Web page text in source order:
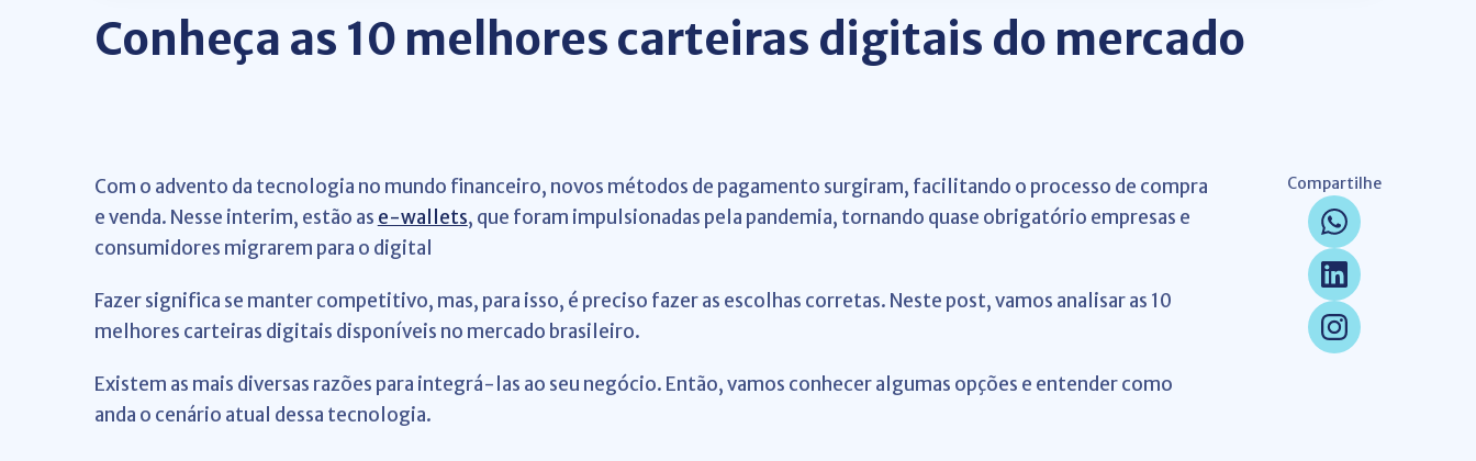
Conheça as 10 melhores carteiras digitais do mercado
Com o advento da tecnologia no mundo financeiro, novos métodos de pagamento surgiram, facilitando o processo de compra
e venda. Nesse interim, estão as e-wallets, que foram impulsionadas pela pandemia, tornando quase obrigatório empresas e
consumidores migrarem para o digital
Fazer significa se manter competitivo, mas, para isso, é preciso fazer as escolhas corretas. Neste post, vamos analisar as 10
melhores carteiras digitais disponíveis no mercado brasileiro.
Existem as mais diversas razões para integrá-las ao seu negócio. Então, vamos conhecer algumas opções e entender como
anda o cenário atual dessa tecnologia.
Compartilhe